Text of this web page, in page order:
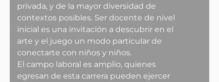
privada, y de la mayor diversidad de
contextos posibles. Ser docente de nivel
inicial es una invitación a descubrir en el
arte y el juego un modo particular de
conectarte con niños y niños.
El campo laboral es amplio, quienes
egresan de esta carrera pueden ejercer